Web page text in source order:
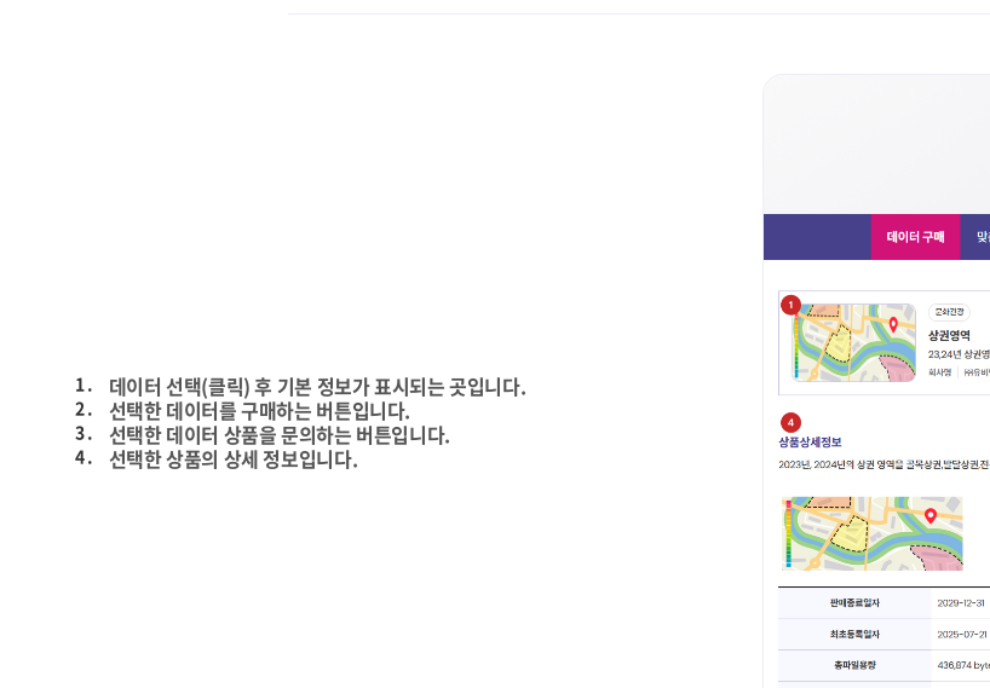
1 . 데이터 선택(클릭) 후 기본 정보가 표시되는 곳입니다.
2 . 선택한 데이터를 구매하는 버튼입니다.
3 . 선택한 데이터 상품을 문의하는 버튼입니다.
4 . 선택한 상품의 상세 정보입니다.